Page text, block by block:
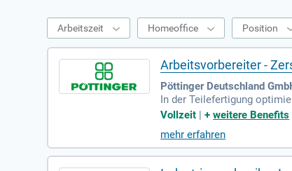
Arbeitszeit Homeoffice Position
Arbeitsvorbereiter -
Pöttinger Deutschland
In der Teilefertigung
gleitest den gesamten
und sorgst so für optimale
Weiterbildung zum
Vollzeit |+weitere Benefits
mehr erfahren